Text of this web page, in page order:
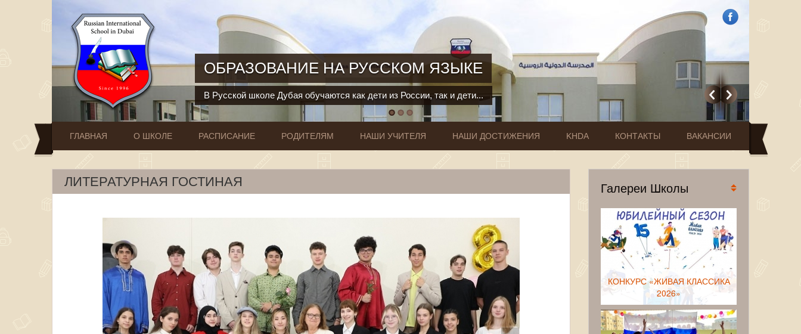
ОБРАЗОВАНИЕ НА РУССКОМ ЯЗЫКЕ
В Русской школе Дубая обучаются как дети из России, так и дети...
ГЛАВНАЯ О ШКОЛЕ РАСПИСАНИЕ РОДИТЕЛЯМ НАШИ УЧИТЕЛЯ НАШИ ДОСТИЖЕНИЯ KHDA КОНТАКТЫ ВАКАНСИИ
ЛИТЕРАТУРНАЯ ГОСТИНАЯ Галереи Школы
КОНКУРС «ЖИВАЯ КЛАССИКА
2026»